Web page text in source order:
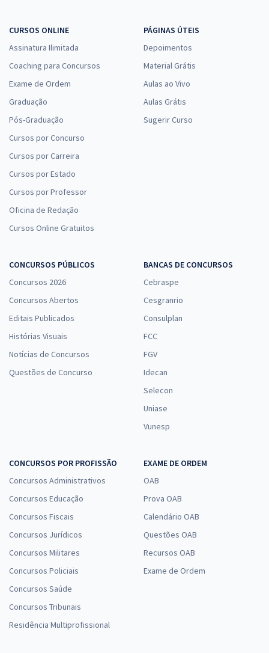
CURSOS ONLINE
Assinatura Ilimitada
Coaching para Concursos
Exame de Ordem
Graduação
Pós-Graduação
Cursos por Concurso
Cursos por Carreira
Cursos por Estado
Cursos por Professor
Oficina de Redação
Cursos Online Gratuitos
PÁGINAS ÚTEIS
Depoimentos
Material Grátis
Aulas ao Vivo
Aulas Grátis
Sugerir Curso
CONCURSOS PÚBLICOS
Concursos 2026
Concursos Abertos
Editais Publicados
Histórias Visuais
Notícias de Concursos
Questões de Concurso
BANCAS DE CONCURSOS
Cebraspe
Cesgranrio
Consulplan
FCC
FGV
Idecan
Selecon
Uniase
Vunesp
CONCURSOS POR PROFISSÃO
Concursos Administrativos
Concursos Educação
Concursos Fiscais
Concursos Jurídicos
Concursos Militares
Concursos Policiais
Concursos Saúde
Concursos Tribunais
Residência Multiprofissional
EXAME DE ORDEM
OAB
Prova OAB
Calendário OAB
Questões OAB
Recursos OAB
Exame de Ordem